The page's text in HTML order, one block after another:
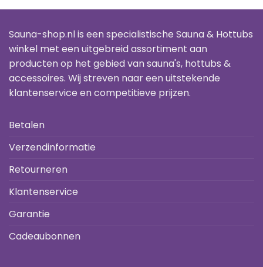
Sauna-shop.nl is een specialistische Sauna & Hottubs
winkel met een uitgebreid assortiment aan
producten op het gebied van sauna's, hottubs &
accessoires. Wij streven naar een uitstekende
klantenservice en competitieve prijzen.
Betalen
Verzendinformatie
Retourneren
Klantenservice
Garantie
Cadeaubonnen